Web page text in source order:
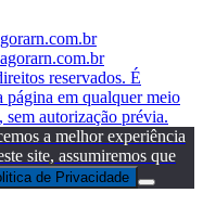
reservados. É
página em qualquer meio
autorização prévia.
a melhor experiência
site, assumiremos que
de Privacidade